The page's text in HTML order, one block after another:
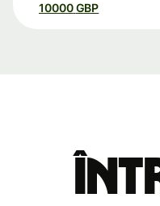
10000 GBP